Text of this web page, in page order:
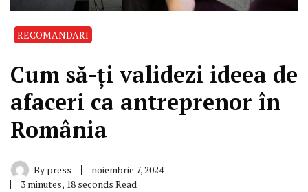
RECOMANDARI
Cum să-ți validezi ideea de
afaceri ca antreprenor în
România
By press
noiembrie 7, 2024
3 minutes, 18 seconds Read